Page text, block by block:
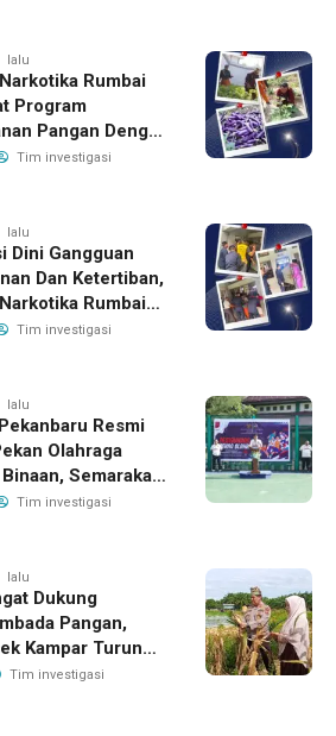
lalu
Rumbai
Program
Pangan Dengan
Terong
Tim investigasi
lalu
Dini Gangguan
Dan Ketertiban,
Rumbai
Rutin Blok
Tim investigasi
lalu
Resmi
Olahraga
Semarakan
Ke-81
Tim investigasi
lalu
Dukung
Pangan,
Kampar Turun
Panen Jagung
Tim investigasi